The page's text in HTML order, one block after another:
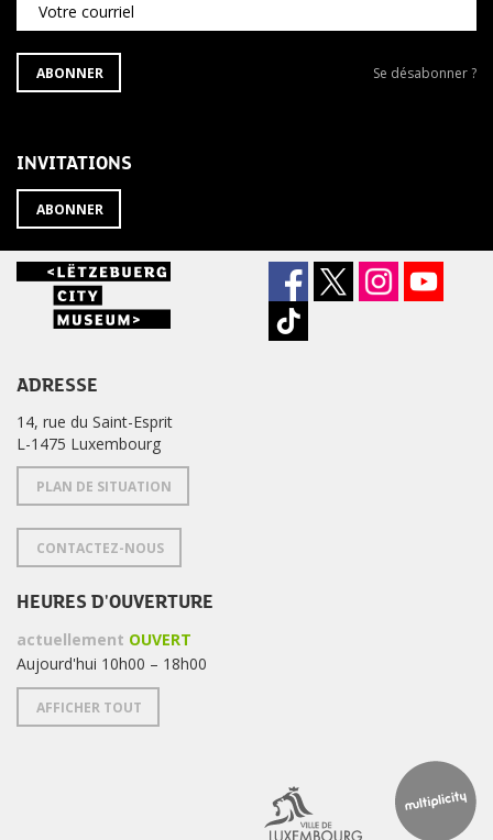
Votre courriel
S'ABONNER
À
ABONNER
Se
Se désabonner ?
INVITATIONS
ABONNER
ADRESSE
14, rue du Saint-Esprit
L-1475 Luxembourg
PLAN DE SITUATION
CONTACTEZ-NOUS
HEURES D'OUVERTURE
actuellement OUVERT
Aujourd'hui 10h00 – 18h00
AFFICHER TOUT